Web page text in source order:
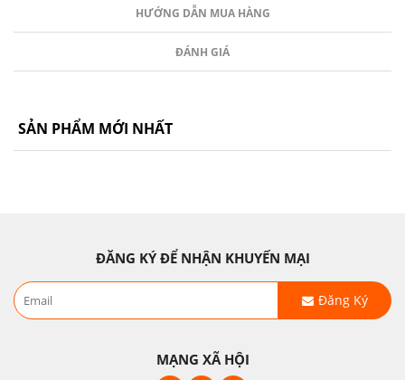
HƯỚNG DẪN MUA HÀNG
ĐÁNH GIÁ
SẢN PHẨM MỚI NHẤT
ĐĂNG KÝ ĐỂ NHẬN KHUYẾN MẠI
Đăng Ký
MẠNG XÃ HỘI